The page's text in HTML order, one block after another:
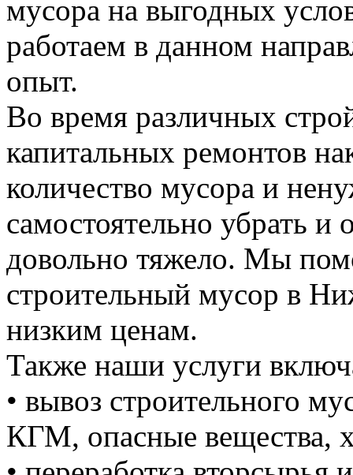
мусора на выгодных
работаем в данном
опыт.
Во время различных
капитальных ремонтов
количество мусора и
самостоятельно убрать и
довольно тяжело. Мы
строительный мусор в
низким ценам.
Также наши услуги
• вывоз строительного
КГМ, опасные вещества,